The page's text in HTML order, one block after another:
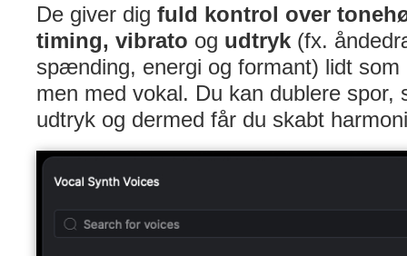
De giver dig fuld kontrol over
timing, vibrato og udtryk (fx.
spænding, energi og formant) lidt som
men med vokal. Du kan dublere spor,
udtryk og dermed får du skabt